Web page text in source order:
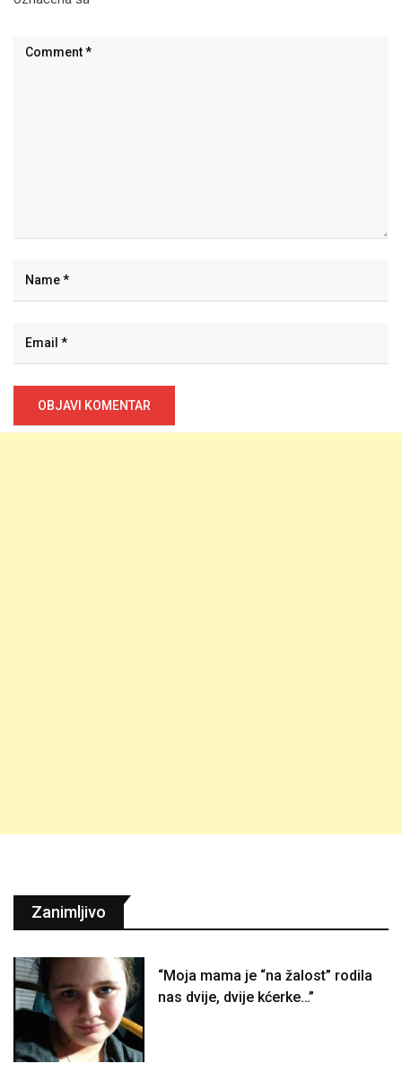
Zanimljivo
“Moja mama je “na žalost” rodila
nas dvije, dvije kćerke…”